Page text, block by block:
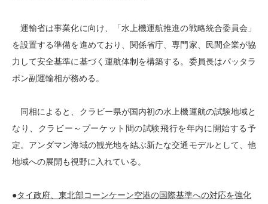
運輸省は事業化に向け、「水上機運航推進の戦略統合委員会」
を設置する準備を進めており、関係省庁、専門家、民間企業が協
力して安全基準に基づく運航体制を構築する。委員長はパッタラ
ポン副運輸相が務める。
同相によると、クラビー県が国内初の水上機運航の試験地域と
なり、クラビー～プーケット間の試験飛行を年内に開始する予
定。アンダマン海域の観光地を結ぶ新たな交通モデルとして、他
地域への展開も視野に入れている。
●タイ政府、東北部コーンケーン空港の国際基準への対応を強化